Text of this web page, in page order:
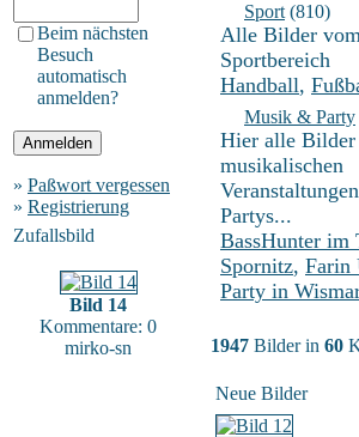
Beim nächsten
Besuch
automatisch
anmelden?
» Paßwort vergessen
» Registrierung
Zufallsbild
Bild 14
Kommentare: 0
mirko-sn
Sport (810)
Alle Bilder
Sportbereich
Handball,
Musik & Party
Hier alle
musikalischen
Partys...
BassHunter im
Spornitz, Farin
Party in
1947 Bilder in 60
Neue Bilder